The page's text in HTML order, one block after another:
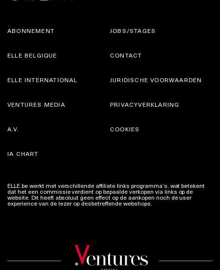
ABONNEMENT
ELLE BELGIQUE
JOBS/STAGES
CONTACT
ELLE INTERNATIONAL
VENTURES MEDIA
JURIDISCHE VOORWAARDEN
PRIVACYVERKLARING
A.V.
IA CHART
COOKIES
ELLE.be werkt met verschillende affiliate links programma’s, wat betekent
dat het een commissie verdient op bepaalde verkopen via links op de
website. Dit heeft absoluut geen effect op de aankopen noch de user
experience van de lezer op desbetreffende webshops.